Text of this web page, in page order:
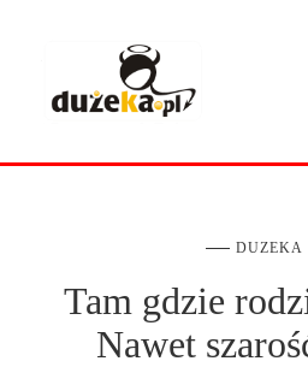
DUZEKA
Tam gdzie
Nawet